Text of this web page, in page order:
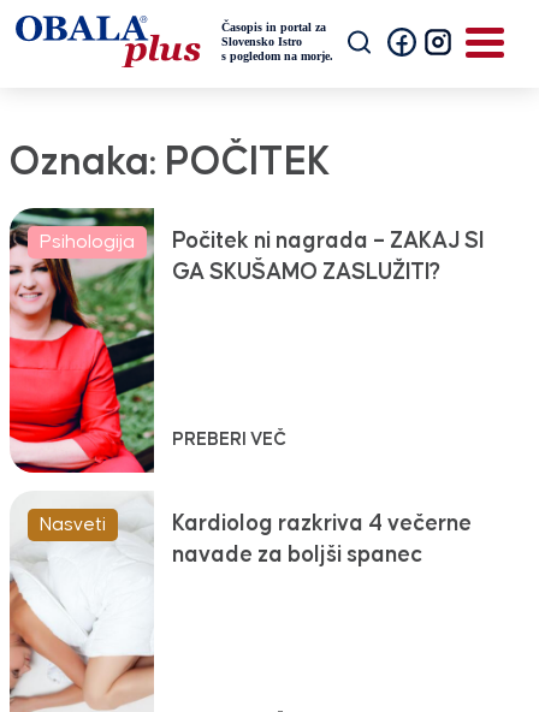
Oznaka: POČITEK
Psihologija
Počitek ni nagrada – ZAKAJ SI
GA SKUŠAMO ZASLUŽITI?
PREBERI VEČ
Nasveti
Kardiolog razkriva 4 večerne
navade za boljši spanec